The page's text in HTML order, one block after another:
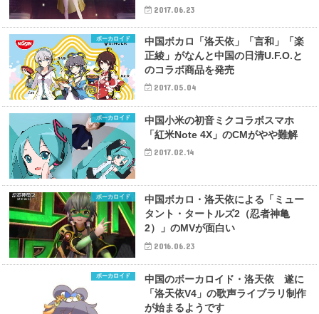
2017.06.23
ボーカロイド
中国ボカロ「洛天依」「言和」「楽
正綾」がなんと中国の日清U.F.O.と
のコラボ商品を発売
2017.05.04
ボーカロイド
中国小米の初音ミクコラボスマホ
「紅米Note 4X」のCMがやや難解
2017.02.14
ボーカロイド
中国ボカロ・洛天依による「ミュー
タント・タートルズ2（忍者神亀
2）」のMVが面白い
2016.06.23
ボーカロイド
中国のボーカロイド・洛天依 遂に
「洛天依V4」の歌声ライブラリ制作
が始まるようです